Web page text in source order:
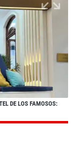
DE LOS FAMOSOS: